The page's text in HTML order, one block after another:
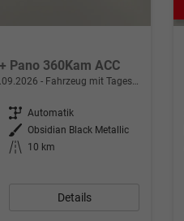
Pano 360Kam ACC
Fahrzeug mit Tageszulassung
Getriebe Automatik
Außenfarbe Obsidian Black Metallic
Kilometerstand
10 km
Details